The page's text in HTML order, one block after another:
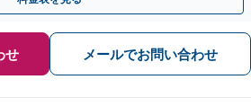
せ メールでお問い合わせ